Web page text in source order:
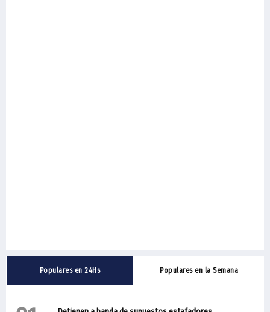
Populares en 24Hs Populares en la Semana